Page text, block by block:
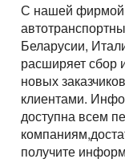
С нашей фирмой
Беларусии,
расширяет сбор
новых
клиентами.
доступна всем
получите